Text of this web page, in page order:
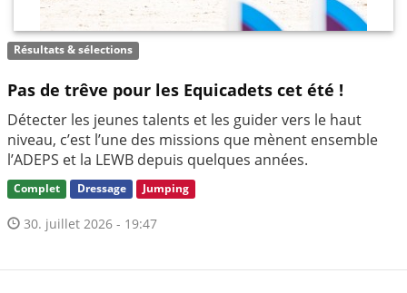
Résultats & sélections
Pas de trêve pour les Equicadets cet été !
Détecter les jeunes talents et les guider vers le haut
niveau, c’est l’une des missions que mènent ensemble
l’ADEPS et la LEWB depuis quelques années.
Complet Dressage Jumping
30. juillet 2026 - 19:47